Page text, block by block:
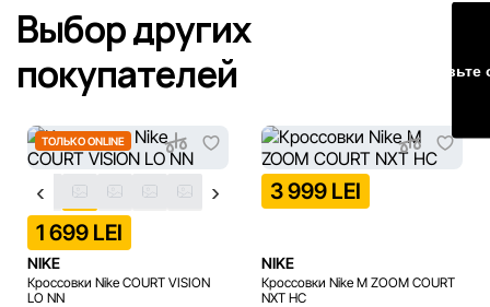
информацию на сайте, чтобы своевременно выявлять и
исправлять возможные ошибки в кратчайшие разумные
сроки.
Выбор других
покупателей
ТОЛЬКО ONLINE
1 699 LEI
NIKE
Кроссовки Nike COURT VISION
LO NN
3 999 LEI
NIKE
Кроссовки Nike M ZOOM COURT
NXT HC
Оставьте